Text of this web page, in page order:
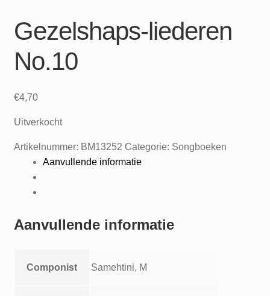
Gezelshaps-liederen
No.10
€4,70
Uitverkocht
Artikelnummer: BM13252 Categorie: Songboeken
Aanvullende informatie
Aanvullende informatie
Componist Samehtini, M